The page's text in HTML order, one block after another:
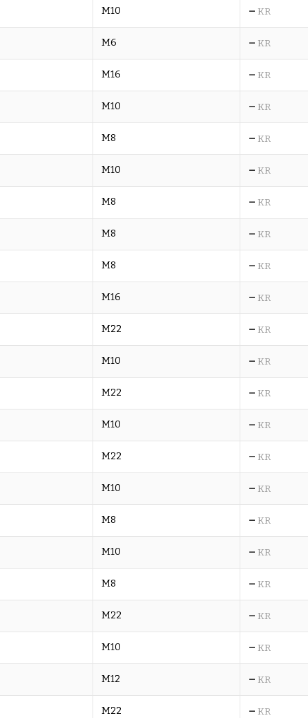
M10 – KR
M6 – KR
M16 – KR
M10 – KR
M8 – KR
M10 – KR
M8 – KR
M8 – KR
M8 – KR
M16 – KR
M22 – KR
M10 – KR
M22 – KR
M10 – KR
M22 – KR
M10 – KR
M8 – KR
M10 – KR
M8 – KR
M22 – KR
M10 – KR
M12 – KR
M22 – KR